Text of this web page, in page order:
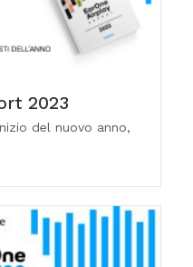
2023
del nuovo anno,